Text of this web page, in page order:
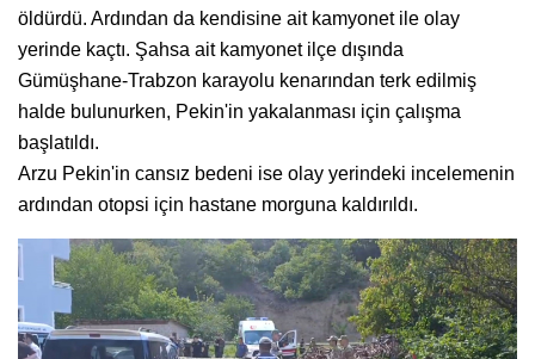
öldürdü. Ardından da kendisine ait kamyonet ile olay
yerinde kaçtı. Şahsa ait kamyonet ilçe dışında
Gümüşhane-Trabzon karayolu kenarından terk edilmiş
halde bulunurken, Pekin'in yakalanması için çalışma
başlatıldı.
Arzu Pekin'in cansız bedeni ise olay yerindeki incelemenin
ardından otopsi için hastane morguna kaldırıldı.